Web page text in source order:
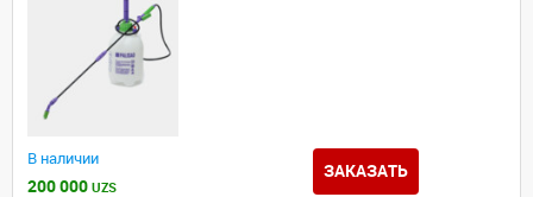
В наличии
200 000 UZS
ЗАКАЗАТЬ